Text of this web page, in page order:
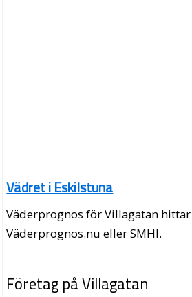
Vädret i Eskilstuna
Väderprognos för Villagatan
Väderprognos.nu eller SMHI.
Företag på Villagatan